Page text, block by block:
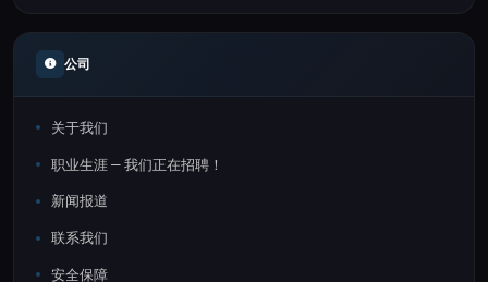
公司
关于我们
职业生涯 — 我们正在招聘！
新闻报道
联系我们
安全保障